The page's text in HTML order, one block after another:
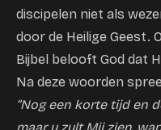
discipelen niet als
door de Heilige Geest.
Bijbel belooft God dat
Na deze woorden
“Nog een korte tijd en